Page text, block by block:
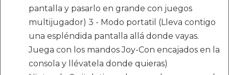
pantalla y pasarlo en grande con juegos
multijugador) 3 - Modo portatil (Lleva contigo
una espléndida pantalla allá donde vayas.
Juega con los mandos Joy-Con encajados en la
consola y llévatela donde quieras)